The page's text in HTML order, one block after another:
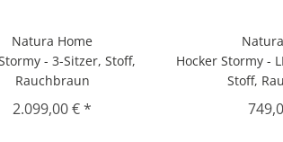
Natura Home
- 3-Sitzer, Stoff,
Rauchbraun
2.099,00 € *
Hocker Stormy -
Stoff,